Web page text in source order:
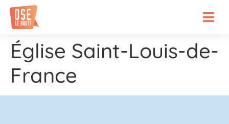
Église Saint-Louis-de-
France